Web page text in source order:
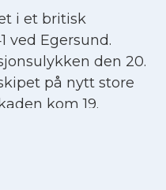
i et britisk
ved Egersund.
den 20.
på nytt store
kom 19.
en magnetisk